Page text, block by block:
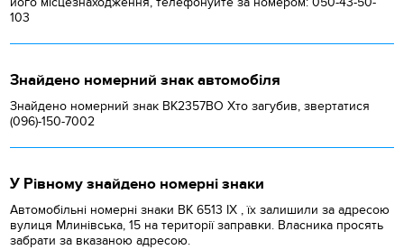
103
Знайдено номерний знак автомобіля
Знайдено номерний знак ВК2357ВО Хто загубив, звертатися
(096)-150-7002
У Рівному знайдено номерні знаки
Автомобільні номерні знаки BK 6513 IX , їх залишили за адресою
вулиця Млинівська, 15 на території заправки. Власника просять
забрати за вказаною адресою.